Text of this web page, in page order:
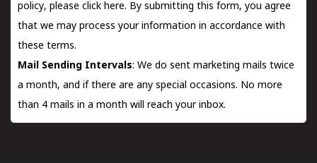
policy, please click here. By submitting this form, you agree
that we may process your information in accordance with
these terms.
Mail Sending Intervals: We do sent marketing mails twice
a month, and if there are any special occasions. No more
than 4 mails in a month will reach your inbox.